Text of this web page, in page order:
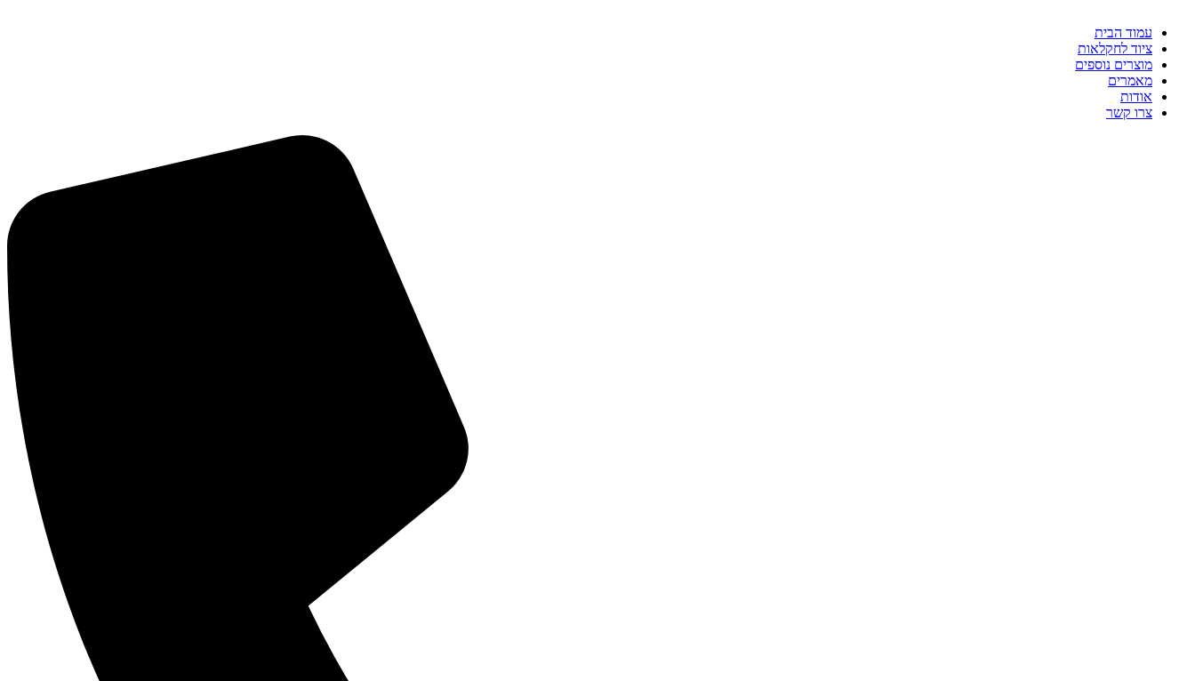
עמוד הבית
ציוד לחקלאות
מוצרים נוספים
מאמרים
אודות
צרו קשר